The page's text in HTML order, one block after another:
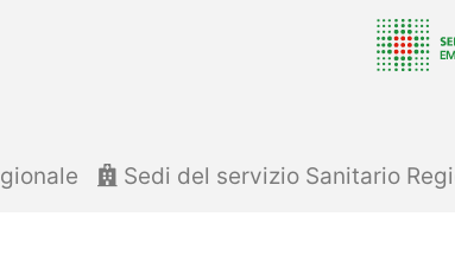
Sedi del servizio Sanitario